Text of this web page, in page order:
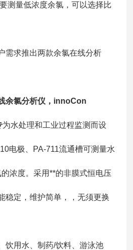
测量低浓度余氯，可以选择比
需求推出两款余氯在线分析
余氯分析仪，innoCon
为水处理和工业过程监测而设
电极、PA-711流通槽可测量水
浓度。采用**的非膜式恒电压
稳定，维护简单，，无须更换
饮用水、制药/饮料、游泳池